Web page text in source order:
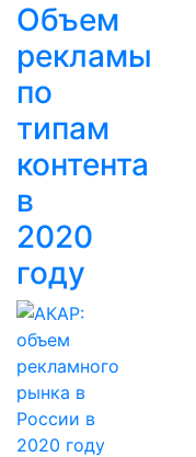
Объем
рекламы
по
типам
контента
в
2020
году